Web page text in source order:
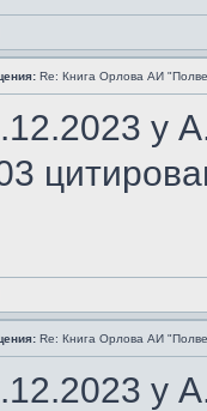
Re: Книга Орлова АИ
у
Re: Книга Орлова АИ
у